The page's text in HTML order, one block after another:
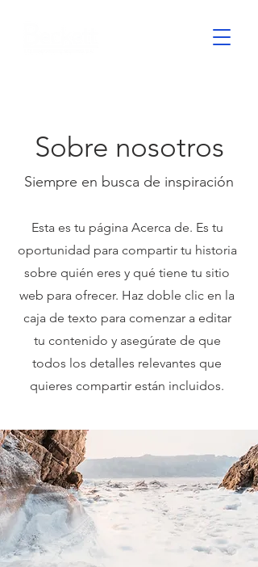
Sobre nosotros
Siempre en busca de inspiración
Esta es tu página Acerca de. Es tu
oportunidad para compartir tu historia
sobre quién eres y qué tiene tu sitio
web para ofrecer. Haz doble clic en la
caja de texto para comenzar a editar
tu contenido y asegúrate de que
todos los detalles relevantes que
quieres compartir están incluidos.